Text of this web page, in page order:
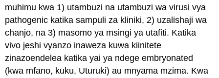
muhimu kwa 1) utambuzi na utambuzi wa virusi vya
pathogenic katika sampuli za kliniki, 2) uzalishaji wa
chanjo, na 3) masomo ya msingi ya utafiti. Katika
vivo jeshi vyanzo inaweza kuwa kiinitete
zinazoendelea katika yai ya ndege embryonated
(kwa mfano, kuku, Uturuki) au mnyama mzima. Kwa